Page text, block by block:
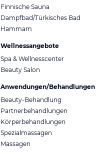
Finnische Sauna
Dampfbad/Türkisches Bad
Hammam
Wellnessangebote
Spa & Wellnesscenter
Beauty Salon
Anwendungen/Behandlungen
Beauty-Behandlung
Partnerbehandlungen
Körperbehandlungen
Spezialmassagen
Massagen